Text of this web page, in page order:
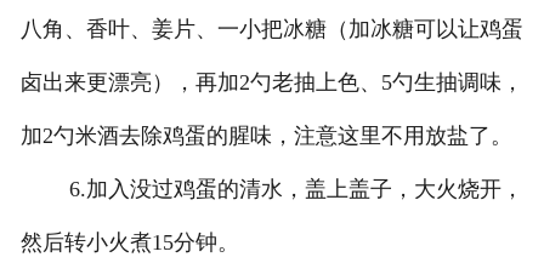
八角、香叶、姜片、一小把冰糖（加冰糖可以让鸡蛋
卤出来更漂亮），再加2勺老抽上色、5勺生抽调味，
加2勺米酒去除鸡蛋的腥味，注意这里不用放盐了。
6.加入没过鸡蛋的清水，盖上盖子，大火烧开，
然后转小火煮15分钟。